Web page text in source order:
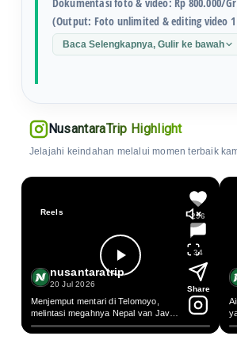
(Output: Foto unlimited & editing video
Baca Selengkapnya, Gulir ke bawah
NusantaraTrip Highlight
Jelajahi keindahan melalui momen terbaik
Reels
nusantaratrip
20 Jul 2026
Menjemput mentari di Telomoyo,
melintasi megahnya Nepal van Java
di lereng gn Sumbing, dan tenggelam
dalam simfoni hijau Terasering
296
34
Share